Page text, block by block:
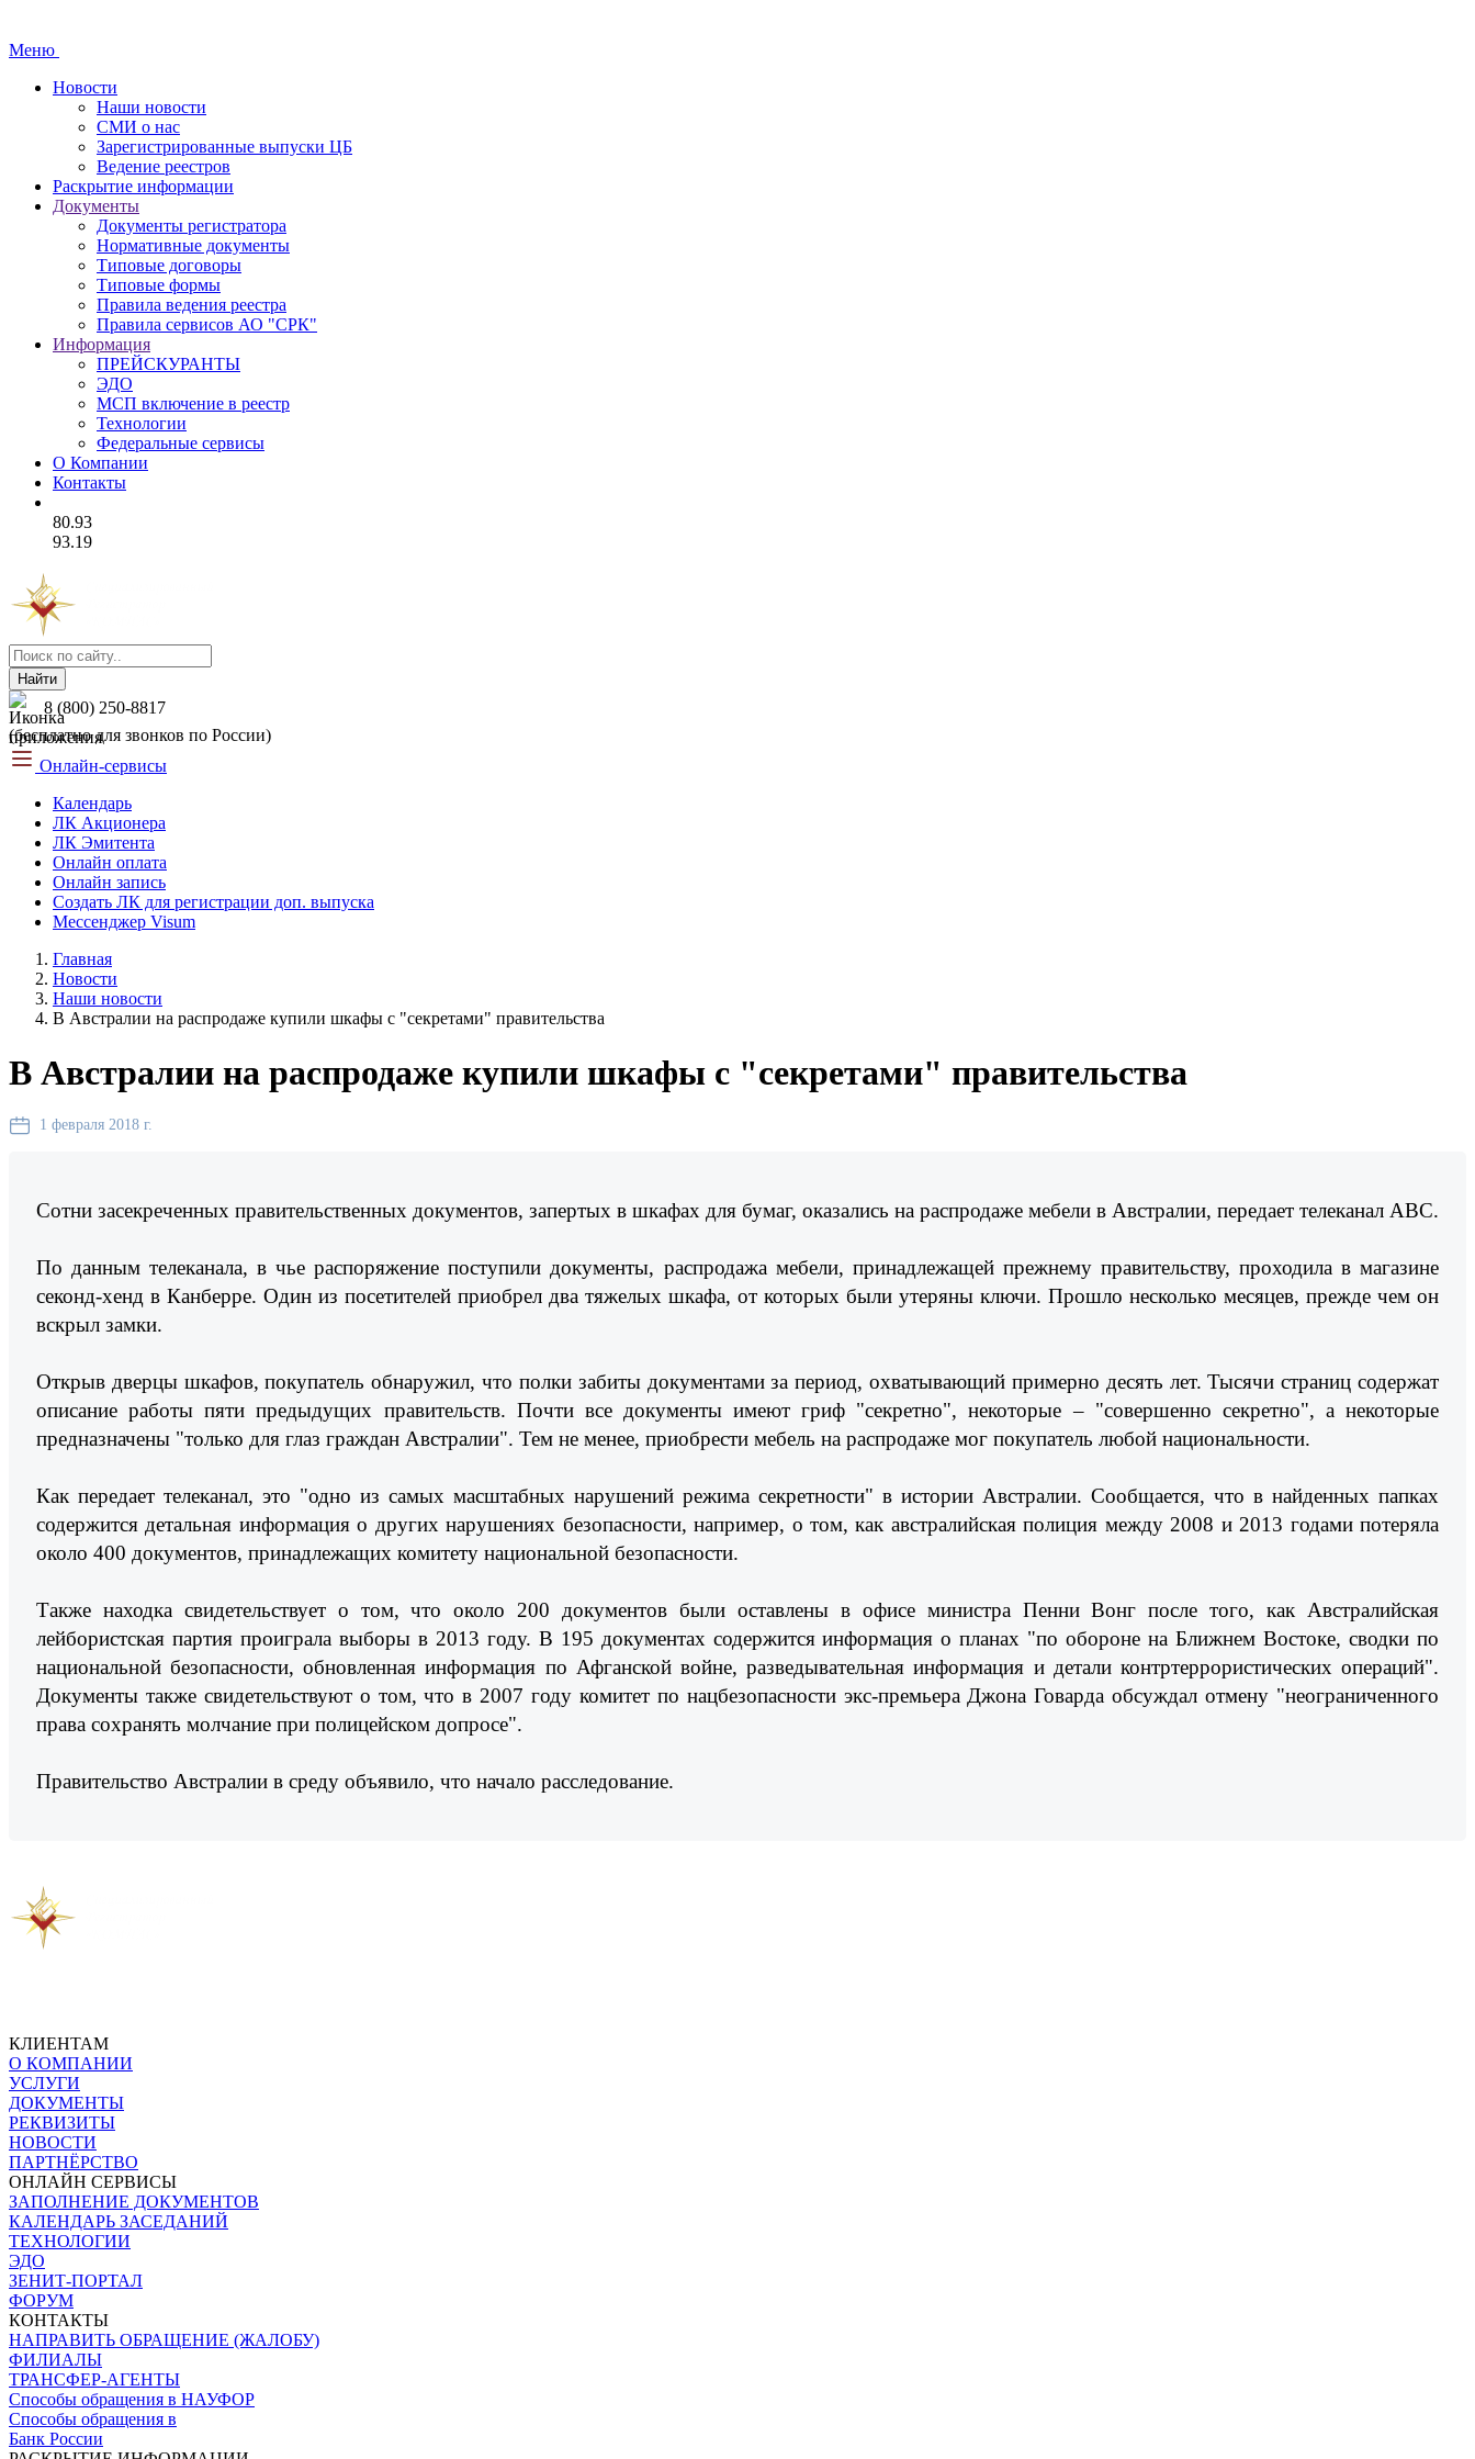
Меню
Новости
Наши новости
СМИ о нас
Зарегистрированные выпуски ЦБ
Ведение реестров
Раскрытие информации
Документы
Документы регистратора
Нормативные документы
Типовые договоры
Типовые формы
Правила ведения реестра
Правила сервисов АО "СРК"
Информация
ПРЕЙСКУРАНТЫ
ЭДО
МСП включение в реестр
Технологии
Федеральные сервисы
О Компании
Контакты
80.93
93.19
Найти
8 (800) 250-8817
(бесплатно для звонков по России)
Онлайн-сервисы
Календарь
ЛК Акционера
ЛК Эмитента
Онлайн оплата
Онлайн запись
Создать ЛК для регистрации доп. выпуска
Мессенджер Visum
Главная
Новости
Наши новости
В Австралии на распродаже купили шкафы с "секретами" правительства
В Австралии на распродаже купили шкафы с "секретами" правительства
1 февраля 2018 г.
Сотни засекреченных правительственных документов, запертых в шкафах для бумаг, оказались на распродаже мебели в Австралии, передает телеканал ABC.
По данным телеканала, в чье распоряжение поступили документы, распродажа мебели, принадлежащей прежнему правительству, проходила в магазине
секонд-хенд в Канберре. Один из посетителей приобрел два тяжелых шкафа, от которых были утеряны ключи. Прошло несколько месяцев, прежде чем он
вскрыл замки.
Открыв дверцы шкафов, покупатель обнаружил, что полки забиты документами за период, охватывающий примерно десять лет. Тысячи страниц содержат
описание работы пяти предыдущих правительств. Почти все документы имеют гриф "секретно", некоторые – "совершенно секретно", а некоторые
предназначены "только для глаз граждан Австралии". Тем не менее, приобрести мебель на распродаже мог покупатель любой национальности.
Как передает телеканал, это "одно из самых масштабных нарушений режима секретности" в истории Австралии. Сообщается, что в найденных папках
содержится детальная информация о других нарушениях безопасности, например, о том, как австралийская полиция между 2008 и 2013 годами потеряла
около 400 документов, принадлежащих комитету национальной безопасности.
Также находка свидетельствует о том, что около 200 документов были оставлены в офисе министра Пенни Вонг после того, как Австралийская
лейбористская партия проиграла выборы в 2013 году. В 195 документах содержится информация о планах "по обороне на Ближнем Востоке, сводки по
национальной безопасности, обновленная информация по Афганской войне, разведывательная информация и детали контртеррористических операций".
Документы также свидетельствуют о том, что в 2007 году комитет по нацбезопасности экс-премьера Джона Говарда обсуждал отмену "неограниченного
права сохранять молчание при полицейском допросе".
Правительство Австралии в среду объявило, что начало расследование.
КЛИЕНТАМ
О КОМПАНИИ
УСЛУГИ
ДОКУМЕНТЫ
РЕКВИЗИТЫ
НОВОСТИ
ПАРТНЁРСТВО
ОНЛАЙН СЕРВИСЫ
ЗАПОЛНЕНИЕ ДОКУМЕНТОВ
КАЛЕНДАРЬ ЗАСЕДАНИЙ
ТЕХНОЛОГИИ
ЭДО
ЗЕНИТ-ПОРТАЛ
ФОРУМ
КОНТАКТЫ
НАПРАВИТЬ ОБРАЩЕНИЕ (ЖАЛОБУ)
ФИЛИАЛЫ
ТРАНСФЕР-АГЕНТЫ
Способы обращения в НАУФОР
Способы обращения в
Банк России